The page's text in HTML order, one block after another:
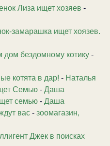
Лиза ищет хозяев -
замарашка ищет хоязев.
бездомному котику -
котята в дар! - Наталья
Семью - Даша
семью - Даша
вас - зоомагазин,
Джек в поисках